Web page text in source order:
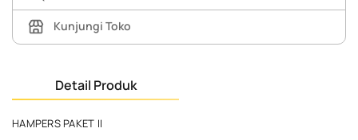
Kunjungi Toko
Detail Produk
HAMPERS PAKET II